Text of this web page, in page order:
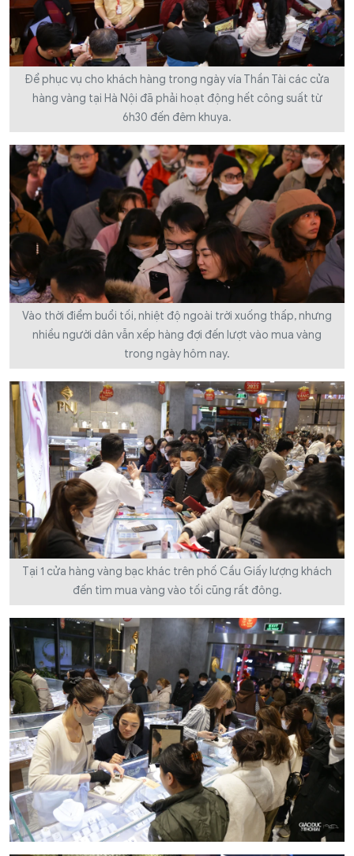
Để phục vụ cho khách hàng trong ngày vía Thần Tài các cửa
hàng vàng tại Hà Nội đã phải hoạt động hết công suất từ
6h30 đến đêm khuya.
Vào thời điểm buổi tối, nhiệt độ ngoài trời xuống thấp, nhưng
nhiều người dân vẫn xếp hàng đợi đến lượt vào mua vàng
trong ngày hôm nay.
Tại 1 cửa hàng vàng bạc khác trên phố Cầu Giấy lượng khách
đến tìm mua vàng vào tối cũng rất đông.